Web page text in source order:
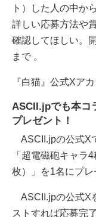
ト）した人の中か
詳しい応募方法や
確認してほしい。
まで 。
『白猫』公式Xアカ
ASCII.jpでも本コ
プレゼント！
ASCII.jpの公式X
「超電磁砲キャラ
枚）」を1名にプレ
ASCII.jpの公式X
ストすれば応募完